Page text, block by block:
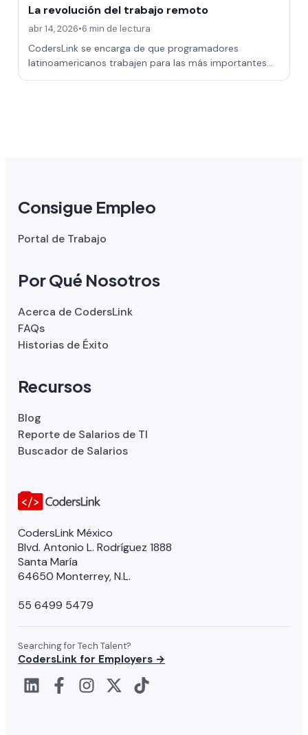
La revolución del trabajo remoto
abr 14, 2026•6 min de lectura
CodersLink se encarga de que programadores
latinoamericanos trabajen para las más importantes
empresas tecnológicas del mundo.
CodersLink México
Blvd. Antonio L. Rodríguez 1888
Santa María
64650 Monterrey, N.L.
55 6499 5479
Searching for Tech Talent?
CodersLink for Employers →
Consigue Empleo
Portal de Trabajo
Por Qué Nosotros
Acerca de CodersLink
FAQs
Historias de Éxito
Recursos
Blog
Reporte de Salarios de TI
Buscador de Salarios